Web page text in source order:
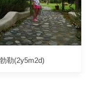
勒(2y5m2d)